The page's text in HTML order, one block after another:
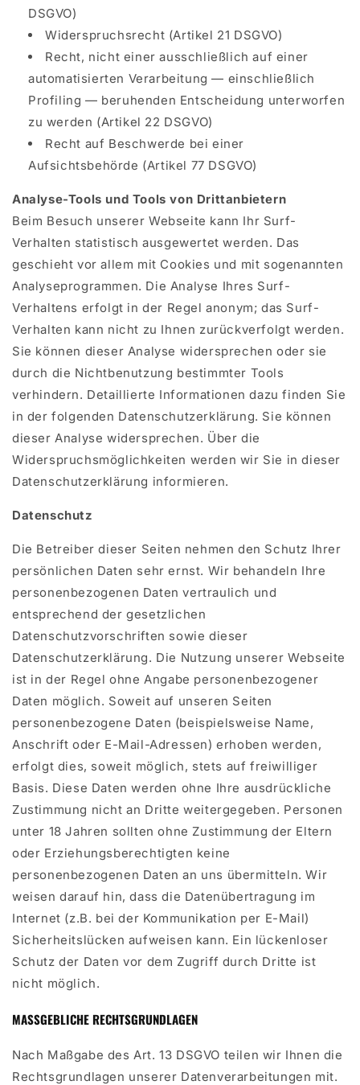
DSGVO)
Widerspruchsrecht (Artikel 21 DSGVO)
Recht, nicht einer ausschließlich auf einer
automatisierten Verarbeitung — einschließlich
Profiling — beruhenden Entscheidung unterworfen
zu werden (Artikel 22 DSGVO)
Recht auf Beschwerde bei einer
Aufsichtsbehörde (Artikel 77 DSGVO)
Analyse-Tools und Tools von Drittanbietern
Beim Besuch unserer Webseite kann Ihr Surf-
Verhalten statistisch ausgewertet werden. Das
geschieht vor allem mit Cookies und mit sogenannten
Analyseprogrammen. Die Analyse Ihres Surf-
Verhaltens erfolgt in der Regel anonym; das Surf-
Verhalten kann nicht zu Ihnen zurückverfolgt werden.
Sie können dieser Analyse widersprechen oder sie
durch die Nichtbenutzung bestimmter Tools
verhindern. Detaillierte Informationen dazu finden Sie
in der folgenden Datenschutzerklärung. Sie können
dieser Analyse widersprechen. Über die
Widerspruchsmöglichkeiten werden wir Sie in dieser
Datenschutzerklärung informieren.
Datenschutz
Die Betreiber dieser Seiten nehmen den Schutz Ihrer
persönlichen Daten sehr ernst. Wir behandeln Ihre
personenbezogenen Daten vertraulich und
entsprechend der gesetzlichen
Datenschutzvorschriften sowie dieser
Datenschutzerklärung. Die Nutzung unserer Webseite
ist in der Regel ohne Angabe personenbezogener
Daten möglich. Soweit auf unseren Seiten
personenbezogene Daten (beispielsweise Name,
Anschrift oder E-Mail-Adressen) erhoben werden,
erfolgt dies, soweit möglich, stets auf freiwilliger
Basis. Diese Daten werden ohne Ihre ausdrückliche
Zustimmung nicht an Dritte weitergegeben. Personen
unter 18 Jahren sollten ohne Zustimmung der Eltern
oder Erziehungsberechtigten keine
personenbezogenen Daten an uns übermitteln. Wir
weisen darauf hin, dass die Datenübertragung im
Internet (z.B. bei der Kommunikation per E-Mail)
Sicherheitslücken aufweisen kann. Ein lückenloser
Schutz der Daten vor dem Zugriff durch Dritte ist
nicht möglich.
MASSGEBLICHE RECHTSGRUNDLAGEN
Nach Maßgabe des Art. 13 DSGVO teilen wir Ihnen die
Rechtsgrundlagen unserer Datenverarbeitungen mit.